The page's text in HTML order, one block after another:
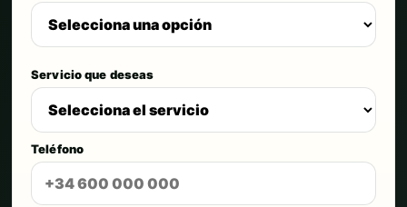
Servicio que deseas
Teléfono